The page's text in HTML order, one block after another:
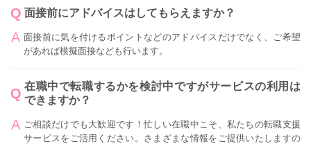
面接前にアドバイスはしてもらえますか？
面接前に気を付けるポイントなどのアドバイスだけでなく、ご希望
があれば模擬面接なども行います。
在職中で転職するかを検討中ですがサービスの利用は
できますか？
ご相談だけでも大歓迎です！忙しい在職中こそ、私たちの転職支援
サービスをご活用ください。さまざまな情報をご提供いたしますの